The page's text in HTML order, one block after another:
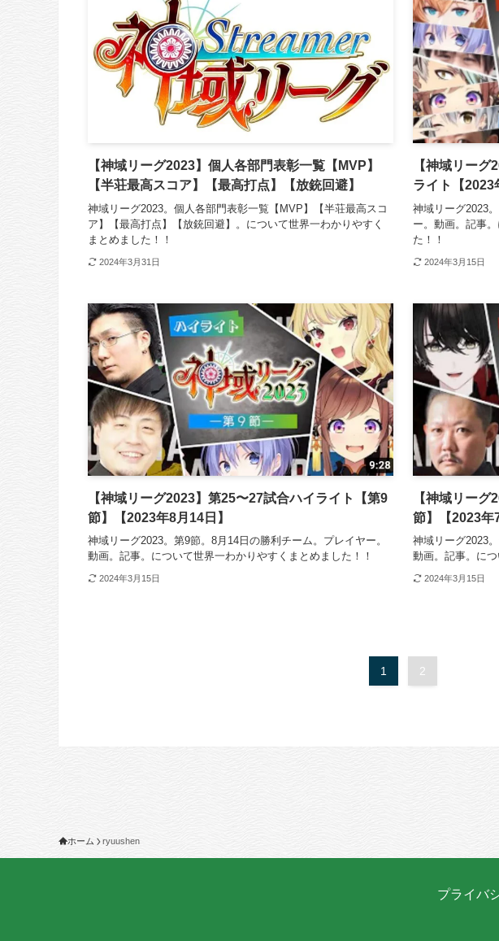
【神域リーグ2023】個人各部門表彰一覧【MVP】
【半荘最高スコア】【最高打点】【放銃回避】
神域リーグ2023。個人各部門表彰一覧【MVP】【半荘最高スコ
ア】【最高打点】【放銃回避】。について世界一わかりやすく
まとめました！！
2024年3月31日
【神域リー
ライト【2023
神域リーグ2023
ー。動画。記事
た！！
2024年3月15日
【神域リーグ2023】第25〜27試合ハイライト【第9
節】【2023年8月14日】
神域リーグ2023。第9節。8月14日の勝利チーム。プレイヤー。
動画。記事。について世界一わかりやすくまとめました！！
2024年3月15日
【神域リー
節】【2023年
神域リーグ2023
動画。記事。に
2024年3月15日
1 2
ホーム ryuushen
プライバ